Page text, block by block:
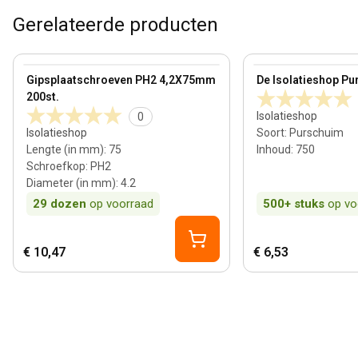
Gerelateerde producten
Gipsplaatschroeven PH2 4,2X75mm
200st.
0
Isolatieshop
Lengte (in mm): 75
Schroefkop: PH2
Diameter (in mm): 4.2
29 dozen op voorraad
View product
€ 10,47
De Isolatieshop
Isolatieshop
Soort: Purschuim
Inhoud: 750
500+ stuks op
View product
€ 6,53